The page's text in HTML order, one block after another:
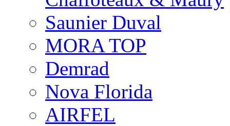
Saunier Duval
MORA TOP
Demrad
Nova Florida
AIRFEL